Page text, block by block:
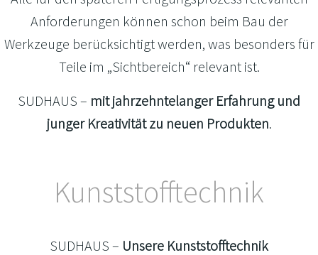
Anforderungen können schon beim Bau der
Werkzeuge berücksichtigt werden, was besonders für
Teile im „Sichtbereich“ relevant ist.
SUDHAUS – mit jahrzehntelanger Erfahrung und
junger Kreativität zu neuen Produkten.
Kunststofftechnik
SUDHAUS – Unsere Kunststofftechnik